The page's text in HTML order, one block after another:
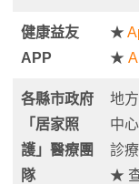
健康益友
APP
★
★
各縣市政府
「居家照
護」醫療團
隊
地
中
診
★